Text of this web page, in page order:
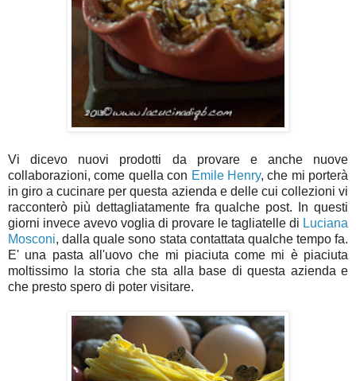
Vi dicevo nuovi prodotti da provare e anche nuove
collaborazioni, come quella con Emile Henry, che mi porterà
in giro a cucinare per questa azienda e delle cui collezioni vi
racconterò più dettagliatamente fra qualche post. In questi
giorni invece avevo voglia di provare le tagliatelle di Luciana
Mosconi, dalla quale sono stata contattata qualche tempo fa.
E' una pasta all'uovo che mi piaciuta come mi è piaciuta
moltissimo la storia che sta alla base di questa azienda e
che presto spero di poter visitare.